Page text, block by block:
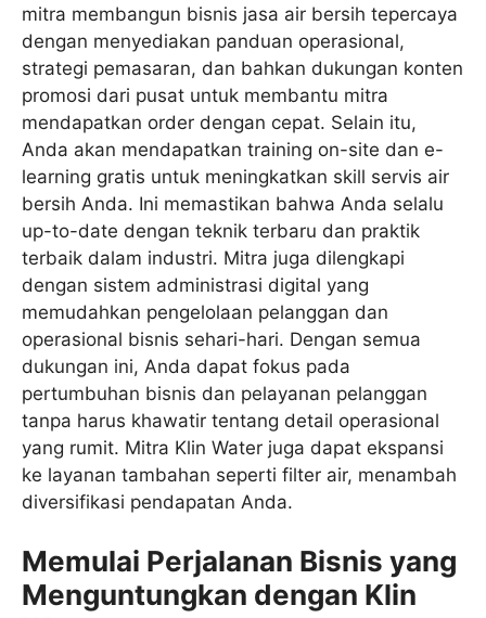
mitra membangun bisnis jasa air bersih tepercaya
dengan menyediakan panduan operasional,
strategi pemasaran, dan bahkan dukungan konten
promosi dari pusat untuk membantu mitra
mendapatkan order dengan cepat. Selain itu,
Anda akan mendapatkan training on-site dan e-
learning gratis untuk meningkatkan skill servis air
bersih Anda. Ini memastikan bahwa Anda selalu
up-to-date dengan teknik terbaru dan praktik
terbaik dalam industri. Mitra juga dilengkapi
dengan sistem administrasi digital yang
memudahkan pengelolaan pelanggan dan
operasional bisnis sehari-hari. Dengan semua
dukungan ini, Anda dapat fokus pada
pertumbuhan bisnis dan pelayanan pelanggan
tanpa harus khawatir tentang detail operasional
yang rumit. Mitra Klin Water juga dapat ekspansi
ke layanan tambahan seperti filter air, menambah
diversifikasi pendapatan Anda.
Memulai Perjalanan Bisnis yang
Menguntungkan dengan Klin